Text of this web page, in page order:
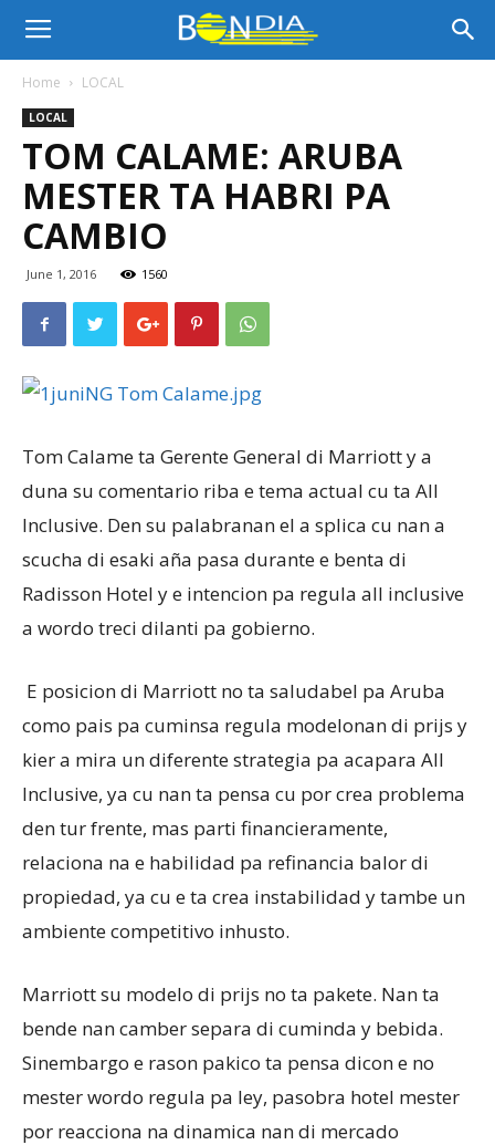
Bon
Dia
Aruba
Noticia
Aruba
Home LOCAL
LOCAL
TOM CALAME: ARUBA
MESTER TA HABRI PA
CAMBIO
June 1, 2016 1560
Tom Calame ta Gerente General di Marriott y a
duna su comentario riba e tema actual cu ta All
Inclusive. Den su palabranan el a splica cu nan a
scucha di esaki aña pasa durante e benta di
Radisson Hotel y e intencion pa regula all inclusive
a wordo treci dilanti pa gobierno.
E posicion di Marriott no ta saludabel pa Aruba
como pais pa cuminsa regula modelonan di prijs y
kier a mira un diferente strategia pa acapara All
Inclusive, ya cu nan ta pensa cu por crea problema
den tur frente, mas parti financieramente,
relaciona na e habilidad pa refinancia balor di
propiedad, ya cu e ta crea instabilidad y tambe un
ambiente competitivo inhusto.
Marriott su modelo di prijs no ta pakete. Nan ta
bende nan camber separa di cuminda y bebida.
Sinembargo e rason pakico ta pensa dicon e no
mester wordo regula pa ley, pasobra hotel mester
por reacciona na dinamica nan di mercado